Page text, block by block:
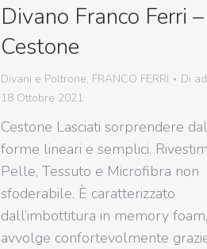
Divano Franco Ferri –
Cestone
Divani e Poltrone, FRANCO FERRI Di
18 Ottobre 2021
Cestone Lasciati sorprendere
forme lineari e semplici.
Pelle, Tessuto e Microfibra non
sfoderabile. È caratterizzato
dall’imbottitura in memory
avvolge confortevolmente